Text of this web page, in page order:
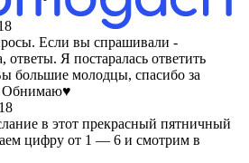
Если вы спрашивали -
ответы. Я постаралась ответить
большие молодцы, спасибо за
Обнимаю♥️
в этот прекрасный пятничный
цифру от 1 — 6 и смотрим в